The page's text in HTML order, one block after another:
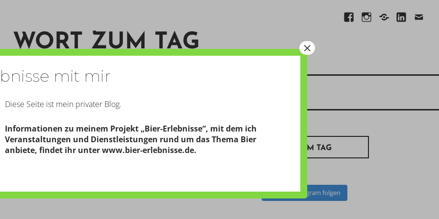
FacebookInstagram
Xing Linkedin
E-
WORT ZUM TAG
SCHWEINE! BILD ZUM TAG
Auf Instagram folgen
mit mir
Diese Seite ist mein privater Blog.
Informationen zu meinem Projekt „Bier-Erlebnisse“, mit dem ich
Veranstaltungen und Dienstleistungen rund um das Thema Bier
anbiete, findet ihr unterwww.bier-erlebnisse.de.
×